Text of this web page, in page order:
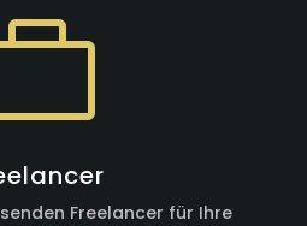
Freelancer für Ihre